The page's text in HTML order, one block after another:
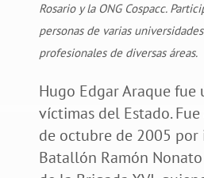
Rosario y la ONG Cospacc.
personas de varias
profesionales de diversas áreas.
Hugo Edgar Araque fue
víctimas del Estado.
de octubre de 2005
Batallón Ramón Nonato